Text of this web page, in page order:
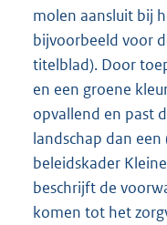
molen aansluit bij
bijvoorbeeld voor
titelblad). Door
en een groene
opvallend en past
landschap dan
beleidskader
beschrijft de
komen tot het